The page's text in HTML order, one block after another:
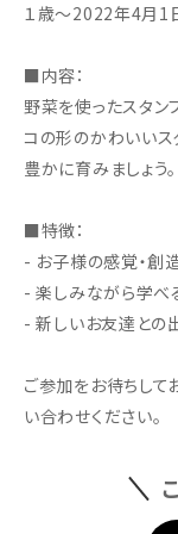
１歳〜2022年4月1
■内容：
野菜を使ったスタン
コの形のかわいいス
豊かに育みましょう。
■特徴：
- お子様の感覚・創
- 楽しみながら学べ
- 新しいお友達との
ご参加をお待ちして
い合わせください。